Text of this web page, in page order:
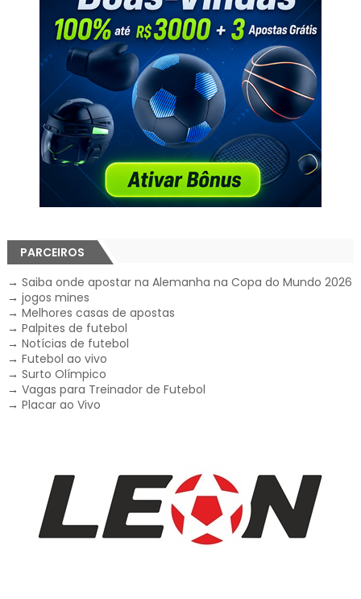
PARCEIROS
→ Saiba onde apostar na Alemanha na Copa do Mundo 2026
→ jogos mines
→ Melhores casas de apostas
→ Palpites de futebol
→ Notícias de futebol
→ Futebol ao vivo
→ Surto Olímpico
→ Vagas para Treinador de Futebol
→ Placar ao Vivo